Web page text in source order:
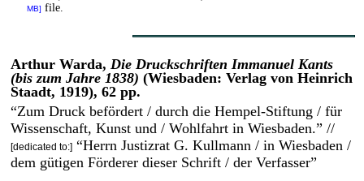
MB] file.
Arthur Warda, Die Druckschriften Immanuel Kants
(bis zum Jahre 1838) (Wiesbaden: Verlag von Heinrich
Staadt, 1919), 62 pp.
“Zum Druck befördert / durch die Hempel-Stiftung / für
Wissenschaft, Kunst und / Wohlfahrt in Wiesbaden.” //
[dedicated to:] “Herrn Justizrat G. Kullmann / in Wiesbaden /
dem gütigen Förderer dieser Schrift / der Verfasser”